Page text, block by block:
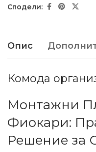
Опис
Комода
Монтажни
Фиокари:
Решение за